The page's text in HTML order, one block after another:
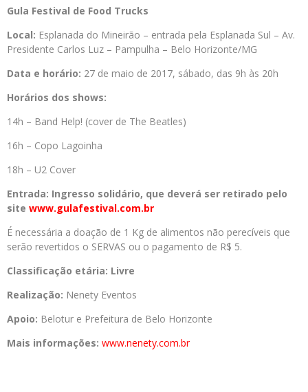
Gula Festival de Food Trucks
Local: Esplanada do Mineirão – entrada pela Esplanada Sul – Av.
Presidente Carlos Luz – Pampulha – Belo Horizonte/MG
Data e horário: 27 de maio de 2017, sábado, das 9h às 20h
Horários dos shows:
14h – Band Help! (cover de The Beatles)
16h – Copo Lagoinha
18h – U2 Cover
Entrada: Ingresso solidário, que deverá ser retirado pelo
site www.gulafestival.com.br
É necessária a doação de 1 Kg de alimentos não perecíveis que
serão revertidos o SERVAS ou o pagamento de R$ 5.
Classificação etária: Livre
Realização: Nenety Eventos
Apoio: Belotur e Prefeitura de Belo Horizonte
Mais informações: www.nenety.com.br